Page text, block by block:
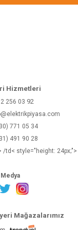
Hizmetleri
256 03 92
771 05 34
491 90 28
/td< style="height: 24px;">
Mağazalarımız